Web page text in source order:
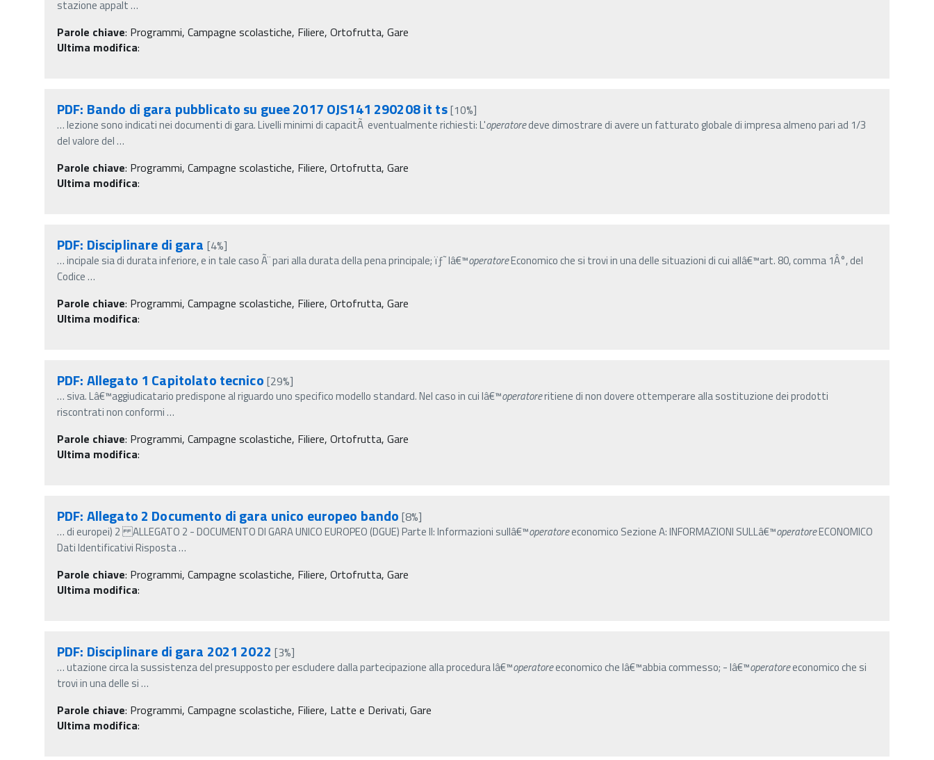
stazione appalt…
Parole chiave: Programmi, Campagne scolastiche, Filiere, Ortofrutta, Gare
Ultima modifica:
PDF: Bando di gara pubblicato su guee 2017 OJS141 290208 it ts[10%]
…lezione sono indicati nei documenti di gara. Livelli minimi di capacitÃ eventualmente richiesti: L'operatoredeve dimostrare di avere un fatturato globale di impresa almeno pari ad 1/3
del valore del…
Parole chiave: Programmi, Campagne scolastiche, Filiere, Ortofrutta, Gare
Ultima modifica:
PDF: Disciplinare di gara [4%]
…incipale sia di durata inferiore, e in tale caso Ã¨ pari alla durata della pena principale; ïƒ˜ lâ€™operatoreEconomico che si trovi in una delle situazioni di cui allâ€™art. 80, comma 1Â°, del
Codice…
Parole chiave: Programmi, Campagne scolastiche, Filiere, Ortofrutta, Gare
Ultima modifica:
PDF: Allegato 1 Capitolato tecnico [29%]
… siva. Lâ€™aggiudicatario predispone al riguardo uno specifico modello standard. Nel caso in cui lâ€™operatoreritiene di non dovere ottemperare alla sostituzione dei prodotti
riscontrati non conformi…
Parole chiave: Programmi, Campagne scolastiche, Filiere, Ortofrutta, Gare
Ultima modifica:
PDF: Allegato 2 Documento di gara unico europeo bando [8%]
…di europei) 2 ALLEGATO 2 - DOCUMENTO DI GARA UNICO EUROPEO (DGUE) Parte II: Informazioni sullâ€™operatoreeconomico Sezione A: INFORMAZIONI SULLâ€™operatoreECONOMICO
Dati Identificativi Risposta…
Parole chiave: Programmi, Campagne scolastiche, Filiere, Ortofrutta, Gare
Ultima modifica:
PDF: Disciplinare di gara 2021 2022 [3%]
…utazione circa la sussistenza del presupposto per escludere dalla partecipazione alla procedura lâ€™operatoreeconomico che lâ€™abbia commesso; - lâ€™operatoreeconomico che si
trovi in una delle si…
Parole chiave: Programmi, Campagne scolastiche, Filiere, Latte e Derivati, Gare
Ultima modifica: